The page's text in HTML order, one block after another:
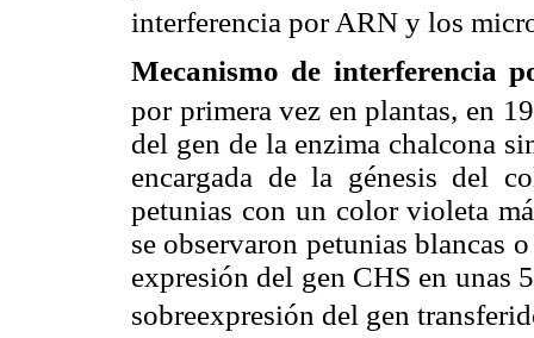
interferencia por ARN y los
Mecanismo de interferencia
por primera vez en plantas, en
del gen de la enzima chalcona
encargada de la génesis del
petunias con un color violeta
se observaron petunias blancas
expresión del gen CHS en unas
sobreexpresión del gen